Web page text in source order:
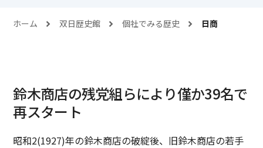
ホーム 双日歴史館 個社でみる歴史 日商
鈴木商店の残党組らにより僅か39名で
再スタート
昭和2(1927)年の鈴木商店の破綻後、旧鈴木商店の若手